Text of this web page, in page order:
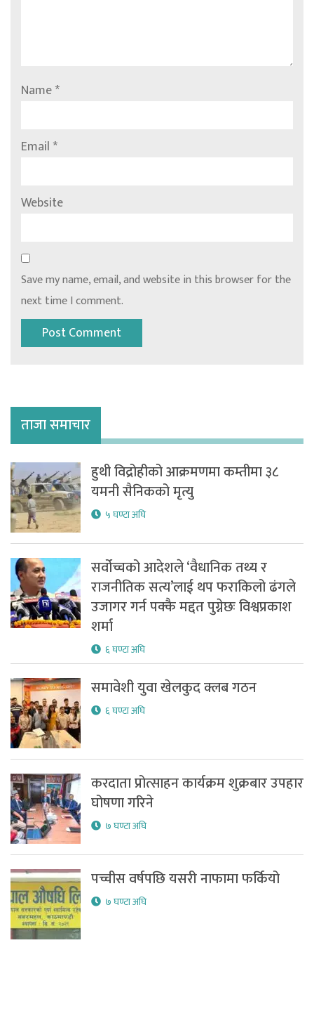
Name*
Email*
Website
Save my name, email, and website in this browser for the
next time I comment.
ताजा समाचार
हुथी विद्रोहीको आक्रमणमा कम्तीमा ३८
यमनी सैनिकको मृत्यु
५ घण्टा अघि
सर्वोच्चको आदेशले ‘वैधानिक तथ्य र
राजनीतिक सत्य’लाई थप फराकिलो ढंगले
उजागर गर्न पक्कै मद्दत पुग्नेछः विश्वप्रकाश
शर्मा
६ घण्टा अघि
समावेशी युवा खेलकुद क्लब गठन
६ घण्टा अघि
करदाता प्रोत्साहन कार्यक्रम शुक्रबार उपहार
घोषणा गरिने
७ घण्टा अघि
पच्चीस वर्षपछि यसरी नाफामा फर्कियो
७ घण्टा अघि